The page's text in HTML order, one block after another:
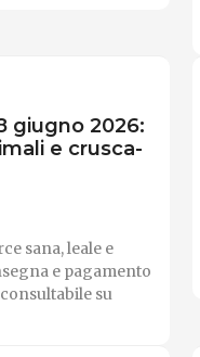
giugno 2026:
e crusca-
sana, leale e
e pagamento
su